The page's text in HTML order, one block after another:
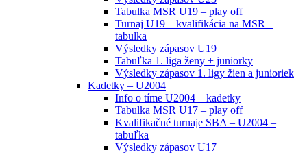
Tabulka MSR U19 – play off
Turnaj U19 – kvalifikácia na MSR –
tabulka
Výsledky zápasov U19
Tabuľka 1. liga ženy + juniorky
Výsledky zápasov 1. ligy žien a junioriek
Kadetky – U2004
Info o tíme U2004 – kadetky
Tabulka MSR U17 – play off
Kvalifikačné turnaje SBA – U2004 –
tabuľka
Výsledky zápasov U17